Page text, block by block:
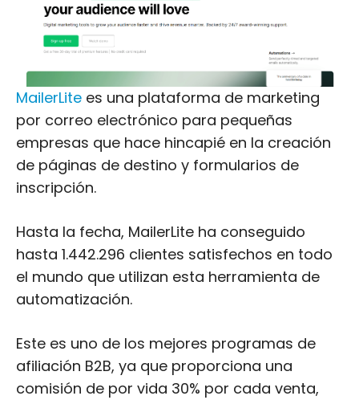
MailerLite es una plataforma de marketing
por correo electrónico para pequeñas
empresas que hace hincapié en la creación
de páginas de destino y formularios de
inscripción.
Hasta la fecha, MailerLite ha conseguido
hasta 1.442.296 clientes satisfechos en todo
el mundo que utilizan esta herramienta de
automatización.
Este es uno de los mejores programas de
afiliación B2B, ya que proporciona una
comisión de por vida 30% por cada venta,